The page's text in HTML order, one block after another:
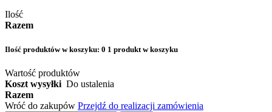
Ilość
Razem
Ilość produktów w koszyku: 0 1 produkt w koszyku
Wartość produktów
Koszt wysyłki Do ustalenia
Razem
Wróć do zakupów Przejdź do realizacji zamówienia